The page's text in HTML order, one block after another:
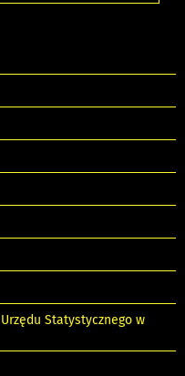
Statystycznego w